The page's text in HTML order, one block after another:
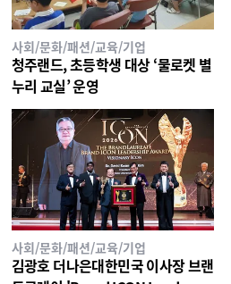
사회/문화/패션/교육/기업
청주랜드, 초등학생 대상 ‘물로켓 별
누리 교실’ 운영
사회/문화/패션/교육/기업
김광호 더나은대한민국 이사장 브랜